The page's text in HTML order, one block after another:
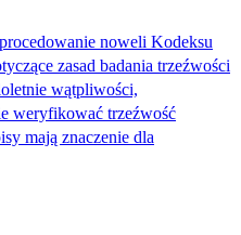
noweli Kodeksu
zasad badania trzeźwości
wątpliwości,
weryfikować trzeźwość
mają znaczenie dla